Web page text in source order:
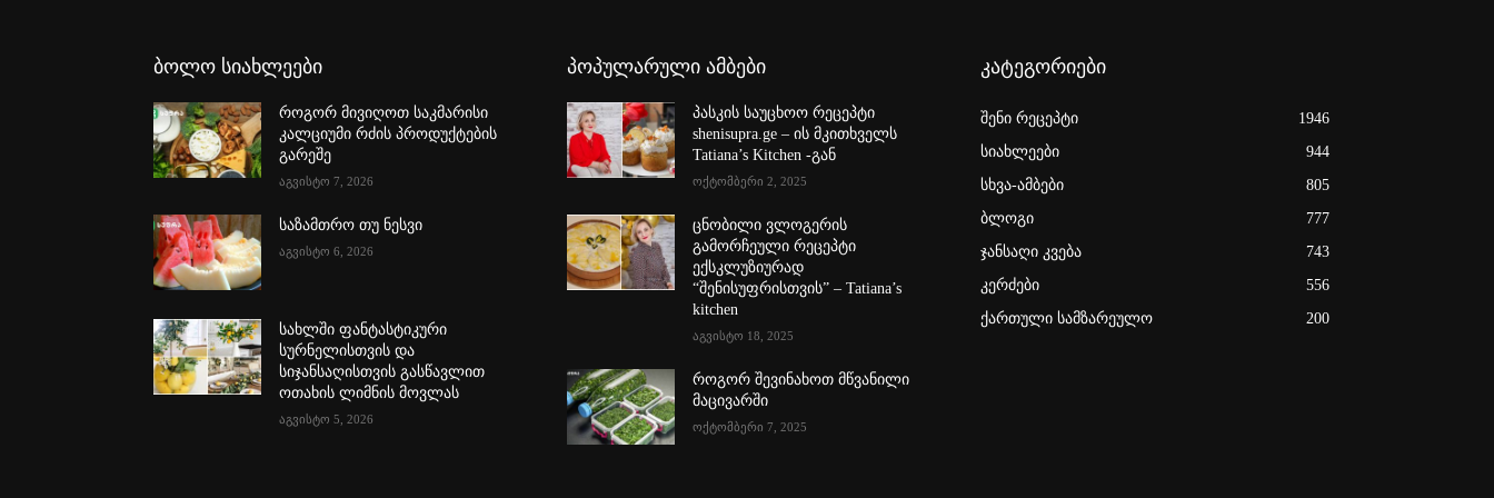
ბოლო სიახლეები
როგორ მივიღოთ საკმარისი
კალციუმი რძის პროდუქტების
გარეშე
აგვისტო 7, 2026
საზამთრო თუ ნესვი
აგვისტო 6, 2026
სახლში ფანტასტიკური
სურნელისთვის და
სიჯანსაღისთვის გასწავლით
ოთახის ლიმნის მოვლას
აგვისტო 5, 2026
პოპულარული ამბები
პასკის საუცხოო რეცეპტი
shenisupra.ge – ის მკითხველს
Tatiana’s Kitchen -გან
ოქტომბერი 2, 2025
ცნობილი ვლოგერის
გამორჩეული რეცეპტი
ექსკლუზიურად
“შენისუფრისთვის” – Tatiana’s
kitchen
აგვისტო 18, 2025
როგორ შევინახოთ მწვანილი
მაცივარში
ოქტომბერი 7, 2025
კატეგორიები
შენი რეცეპტი
1946
სიახლეები
944
სხვა-ამბები
805
ბლოგი
777
ჯანსაღი კვება
743
კერძები
556
ქართული სამზარეულო
200